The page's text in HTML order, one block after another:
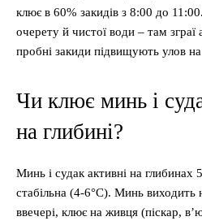
клює в 60% закидів з 8:00 до
очерету й чистої води – там зграї
пробні закиди підвищують улов
Чи клює минь і
на глибині?
Минь і судак активні на
стабільна (4-6°C). Минь виходить
ввечері, клює на живця (піскар,